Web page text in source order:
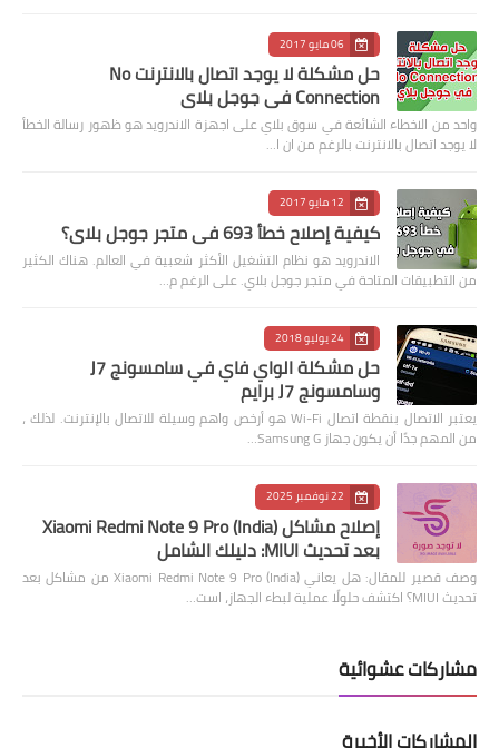
06 مايو 2017
حل مشكلة لا يوجد اتصال بالانترنت No
Connection في جوجل بلاي
واحد من الاخطاء الشائعة في سوق بلاي على اجهزة الاندرويد هو ظهور رسالة الخطأ
لا يوجد اتصال بالانترنت بالرغم من ان ا…
12 مايو 2017
كيفية إصلاح خطأ 693 في متجر جوجل بلاي؟
الاندرويد هو نظام التشغيل الأكثر شعبية في العالم. هناك الكثير
من التطبيقات المتاحة في متجر جوجل بلاي. على الرغم م…
24 يوليو 2018
حل مشكلة الواي فاي في سامسونج J7
وسامسونج J7 برايم
يعتبر الاتصال بنقطة اتصال Wi-Fi هو أرخص واهم وسيلة للاتصال بالإنترنت. لذلك ،
من المهم جدًا أن يكون جهاز Samsung G…
22 نوفمبر 2025
إصلاح مشاكل Xiaomi Redmi Note 9 Pro (India)
بعد تحديث MIUI: دليلك الشامل
وصف قصير للمقال: هل يعاني Xiaomi Redmi Note 9 Pro (India) من مشاكل بعد
تحديث MIUI؟ اكتشف حلولًا عملية لبطء الجهاز، است…
مشاركات عشوائية
المشاركات الأخيرة